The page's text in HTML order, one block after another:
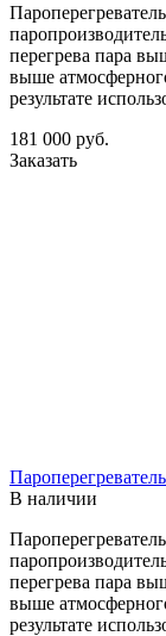
перегрева пара
выше
результате
181 000 руб.
Заказать
В наличии
перегрева пара
выше
результате